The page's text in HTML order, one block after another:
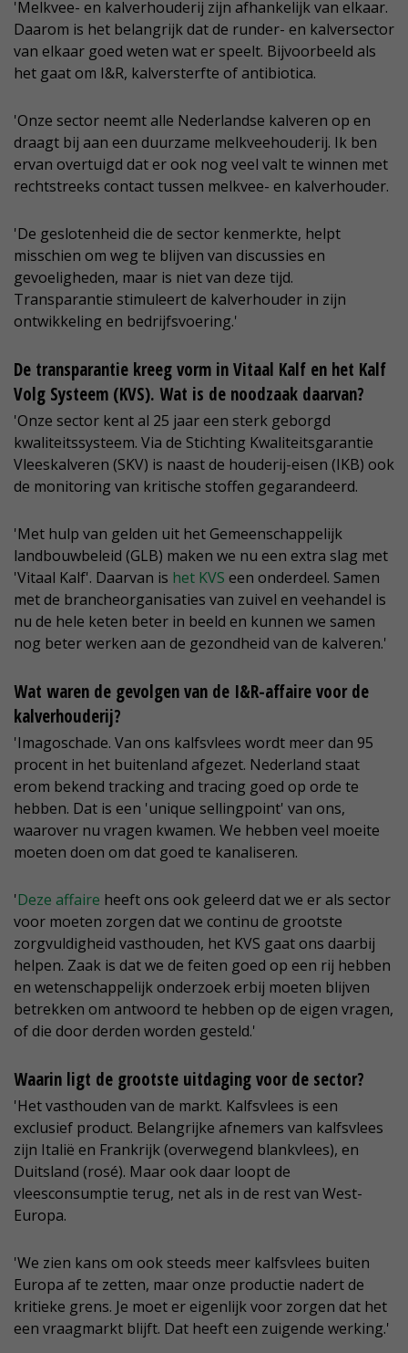
'Melkvee- en kalverhouderij zijn afhankelijk van elkaar.
Daarom is het belangrijk dat de runder- en kalversector
van elkaar goed weten wat er speelt. Bijvoorbeeld als
het gaat om I&R, kalversterfte of antibiotica.
'Onze sector neemt alle Nederlandse kalveren op en
draagt bij aan een duurzame melkveehouderij. Ik ben
ervan overtuigd dat er ook nog veel valt te winnen met
rechtstreeks contact tussen melkvee- en kalverhouder.
'De geslotenheid die de sector kenmerkte, helpt
misschien om weg te blijven van discussies en
gevoeligheden, maar is niet van deze tijd.
Transparantie stimuleert de kalverhouder in zijn
ontwikkeling en bedrijfsvoering.'
De transparantie kreeg vorm in Vitaal Kalf en het Kalf
Volg Systeem (KVS). Wat is de noodzaak daarvan?
'Onze sector kent al 25 jaar een sterk geborgd
kwaliteitssysteem. Via de Stichting Kwaliteitsgarantie
Vleeskalveren (SKV) is naast de houderij-eisen (IKB) ook
de monitoring van kritische stoffen gegarandeerd.
'Met hulp van gelden uit het Gemeenschappelijk
landbouwbeleid (GLB) maken we nu een extra slag met
'Vitaal Kalf'. Daarvan is het KVS een onderdeel. Samen
met de brancheorganisaties van zuivel en veehandel is
nu de hele keten beter in beeld en kunnen we samen
nog beter werken aan de gezondheid van de kalveren.'
Wat waren de gevolgen van de I&R-affaire voor de
kalverhouderij?
'Imagoschade. Van ons kalfsvlees wordt meer dan 95
procent in het buitenland afgezet. Nederland staat
erom bekend tracking and tracing goed op orde te
hebben. Dat is een 'unique sellingpoint' van ons,
waarover nu vragen kwamen. We hebben veel moeite
moeten doen om dat goed te kanaliseren.
'Deze affaire heeft ons ook geleerd dat we er als sector
voor moeten zorgen dat we continu de grootste
zorgvuldigheid vasthouden, het KVS gaat ons daarbij
helpen. Zaak is dat we de feiten goed op een rij hebben
en wetenschappelijk onderzoek erbij moeten blijven
betrekken om antwoord te hebben op de eigen vragen,
of die door derden worden gesteld.'
Waarin ligt de grootste uitdaging voor de sector?
'Het vasthouden van de markt. Kalfsvlees is een
exclusief product. Belangrijke afnemers van kalfsvlees
zijn Italië en Frankrijk (overwegend blankvlees), en
Duitsland (rosé). Maar ook daar loopt de
vleesconsumptie terug, net als in de rest van West-
Europa.
'We zien kans om ook steeds meer kalfsvlees buiten
Europa af te zetten, maar onze productie nadert de
kritieke grens. Je moet er eigenlijk voor zorgen dat het
een vraagmarkt blijft. Dat heeft een zuigende werking.'